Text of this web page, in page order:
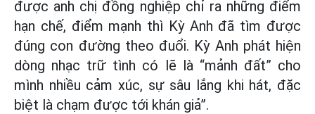
được anh chị đồng nghiệp chỉ ra những điểm
hạn chế, điểm mạnh thì Kỳ Anh đã tìm được
đúng con đường theo đuổi. Kỳ Anh phát hiện
dòng nhạc trữ tình có lẽ là “mảnh đất” cho
mình nhiều cảm xúc, sự sâu lắng khi hát, đặc
biệt là chạm được tới khán giả”.